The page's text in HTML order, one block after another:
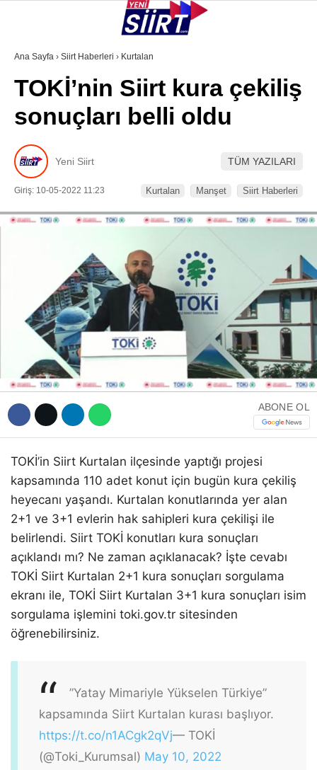
Facebook
Instagram
Youtube
KURTALAN
ERUH
BAYKAN
GÜNDEM
NÖBETÇI ECZANELER
Ana Sayfa › Siirt Haberleri › Kurtalan
TOKİ’nin Siirt kura çekiliş
sonuçları belli oldu
Yeni Siirt TÜM YAZILARI
Giriş: 10-05-2022 11:23 Kurtalan Manşet Siirt Haberleri
ABONE OL
TOKİ’in Siirt Kurtalan ilçesinde yaptığı projesi
kapsamında 110 adet konut için bugün kura çekiliş
heyecanı yaşandı. Kurtalan konutlarında yer alan
2+1 ve 3+1 evlerin hak sahipleri kura çekilişi ile
belirlendi. Siirt TOKİ konutları kura sonuçları
açıklandı mı? Ne zaman açıklanacak? İşte cevabı
TOKİ Siirt Kurtalan 2+1 kura sonuçları sorgulama
ekranı ile, TOKİ Siirt Kurtalan 3+1 kura sonuçları isim
sorgulama işlemini toki.gov.tr sitesinden
öğrenebilirsiniz.
”Yatay Mimariyle Yükselen Türkiye”
kapsamında Siirt Kurtalan kurası başlıyor.
https://t.co/n1ACgk2qVj— TOKİ
(@Toki_Kurumsal) May 10, 2022